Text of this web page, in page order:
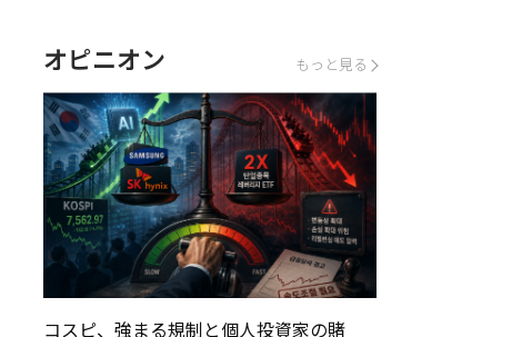
オピニオン もっと見る
コスピ、強まる規制と個人投資家の賭